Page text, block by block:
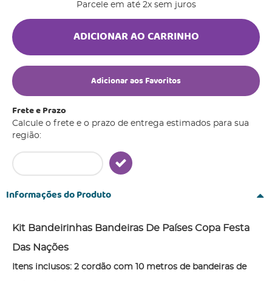
Parcele em até 2xsem juros
ADICIONAR AO CARRINHO
Adicionar aos Favoritos
Frete e Prazo
Calcule o frete e o prazo de entrega estimados para sua
região:
Informações do Produto
Kit Bandeirinhas Bandeiras De Países Copa Festa
Das Nações
Itens inclusos: 2 cordão com 10 metros de bandeiras de